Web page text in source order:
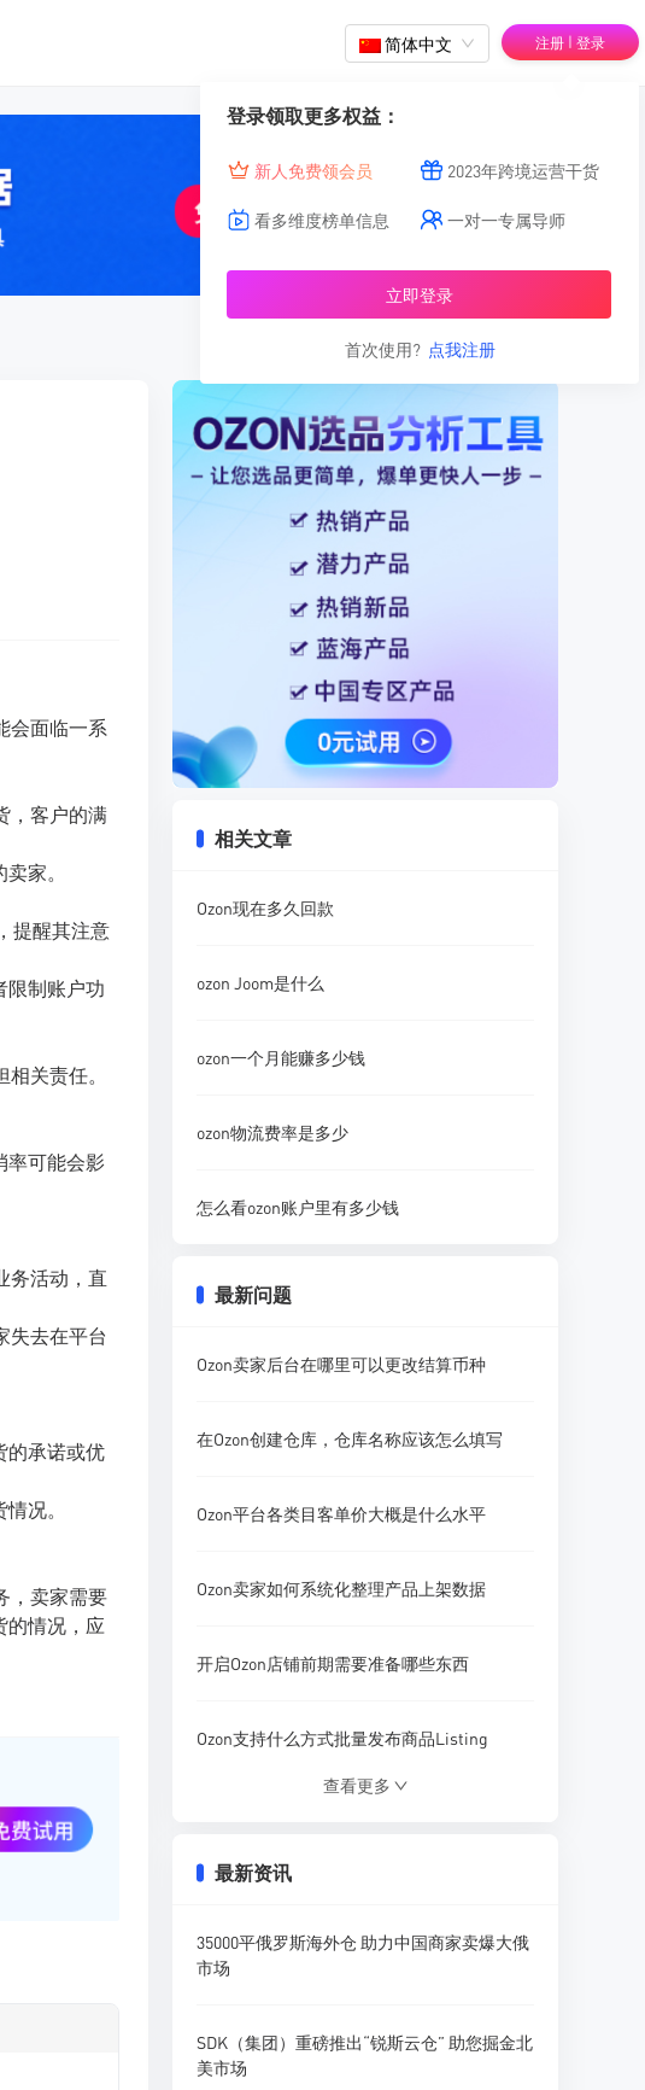
简体中文 注册 | 登录
登录领取更多权益：
新人免费领会员 2023年跨境运营干货
看多维度榜单信息 一对一专属导师
立即登录
首次使用? 点我注册
会面临一系
，客户的满
家。
提醒其注意
限制账户功
关责任。
率可能会影
务活动，直
失去在平台
的承诺或优
况。
，卖家需要
的情况，应
相关文章
Ozon现在多久回款
ozon Joom是什么
ozon一个月能赚多少钱
ozon物流费率是多少
怎么看ozon账户里有多少钱
最新问题
Ozon卖家后台在哪里可以更改结算币种
在Ozon创建仓库，仓库名称应该怎么填写
Ozon平台各类目客单价大概是什么水平
Ozon卖家如何系统化整理产品上架数据
开启Ozon店铺前期需要准备哪些东西
Ozon支持什么方式批量发布商品Listing
什么插件可以分析Ozon店铺商品流量
Ozon参与促销活动需要收取哪些费用
卖家如何在Ozon平台精准搜索产品调研
查看更多
最新资讯
35000平俄罗斯海外仓 助力中国商家卖爆大俄
市场
SDK（集团）重磅推出“锐斯云仓” 助您掘金北
美市场